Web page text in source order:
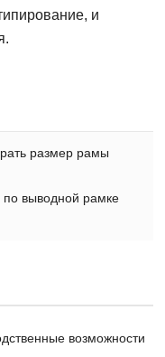
и
размер рамы
по выводной рамке
возможности